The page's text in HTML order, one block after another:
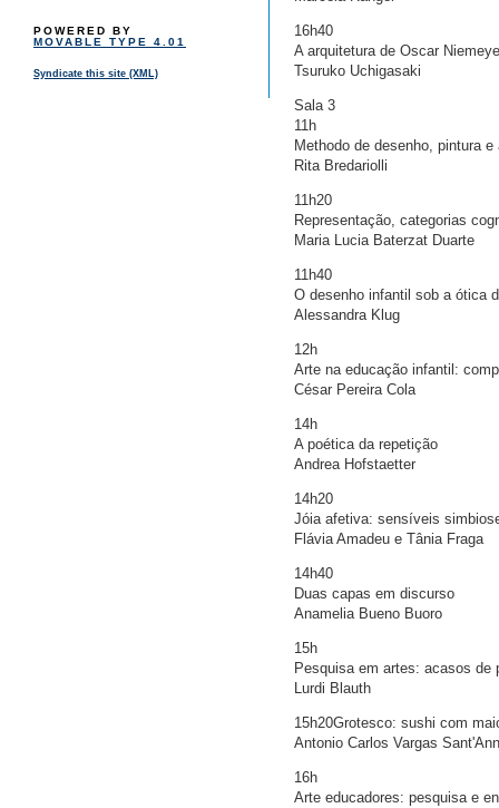
POWERED BY
MOVABLE TYPE 4.01
Syndicate this site (XML)
16h40
A arquitetura de Oscar
Tsuruko Uchigasaki
Sala 3
11h
Methodo de desenho, pintura
Rita Bredariolli
11h20
Representação, categorias
Maria Lucia Baterzat Duarte
11h40
O desenho infantil sob a ótica
Alessandra Klug
12h
Arte na educação infantil:
César Pereira Cola
14h
A poética da repetição
Andrea Hofstaetter
14h20
Jóia afetiva: sensíveis
Flávia Amadeu e Tânia Fraga
14h40
Duas capas em discurso
Anamelia Bueno Buoro
15h
Pesquisa em artes: acasos de
Lurdi Blauth
15h20Grotesco: sushi com
Antonio Carlos Vargas
16h
Arte educadores: pesquisa e